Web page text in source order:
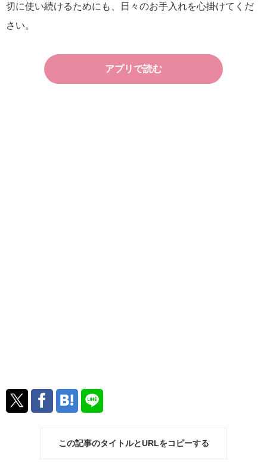
切に使い続けるためにも、日々のお手入れを心掛けてくだ
さい。
アプリで読む
この記事のタイトルとURLをコピーする